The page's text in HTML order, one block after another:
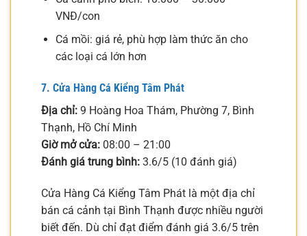
VNĐ/con
Cá mồi: giá rẻ, phù hợp làm thức ăn cho
các loại cá lớn hơn
7. Cửa Hàng Cá Kiểng Tâm Phát
Địa chỉ: 9 Hoàng Hoa Thám, Phường 7, Bình
Thạnh, Hồ Chí Minh
Giờ mở cửa: 08:00 – 21:00
Đánh giá trung bình: 3.6/5 (10 đánh giá)
Cửa Hàng Cá Kiểng Tâm Phát là một địa chỉ
bán cá cảnh tại Bình Thạnh được nhiều người
biết đến. Dù chỉ đạt điểm đánh giá 3.6/5 trên